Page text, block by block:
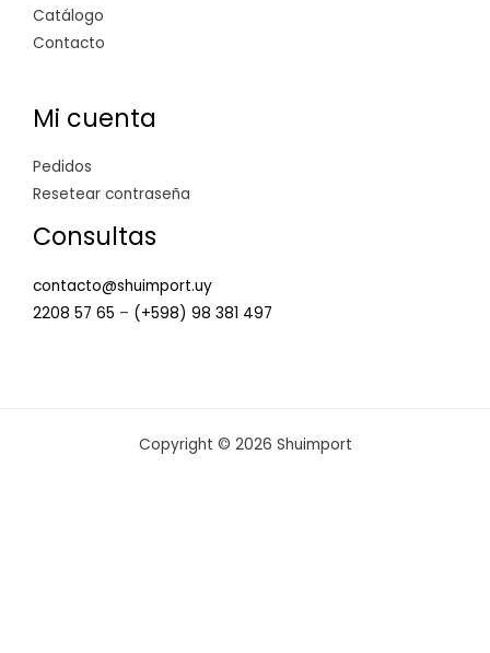
Catálogo
Contacto
Mi cuenta
Pedidos
Resetear contraseña
Consultas
contacto@shuimport.uy
2208 57 65 – (+598) 98 381 497
Copyright © 2026 Shuimport